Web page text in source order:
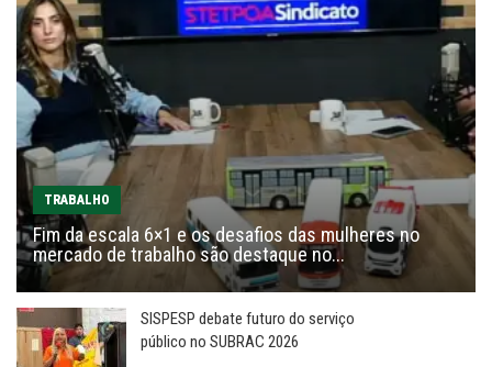
TRABALHO
Fim da escala 6×1 e os desafios das mulheres no
mercado de trabalho são destaque no...
SISPESP debate futuro do serviço
público no SUBRAC 2026